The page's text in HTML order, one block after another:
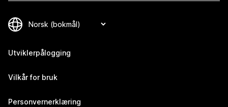
Utviklerpålogging
Vilkår for bruk
Personvernerklæring